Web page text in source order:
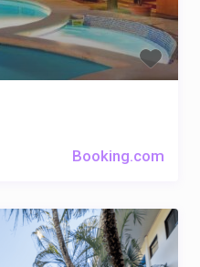
Booking.com